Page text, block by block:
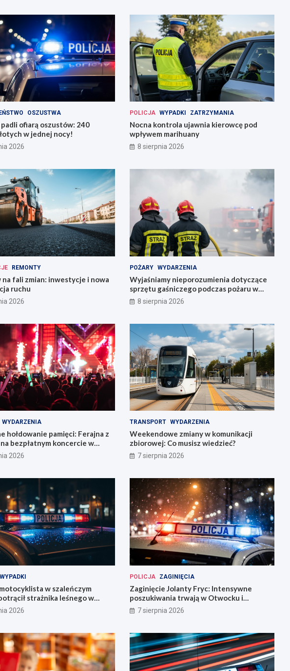
OSZUSTWA
ofiarą oszustów: 240
w jednej nocy!
2026
POLICJA WYPADKI ZATRZYMANIA
Nocna kontrola ujawnia kierowcę pod
wpływem marihuany
8 sierpnia 2026
REMONTY
na fali zmian: inwestycje i nowa
ruchu
2026
POŻARY WYDARZENIA
Wyjaśniamy nieporozumienia dotyczące
sprzętu gaśniczego podczas pożaru w
Starym Zamku
8 sierpnia 2026
WYDARZENIA
hołdowanie pamięci: Ferajna z
bezpłatnym koncercie w
2026
TRANSPORT WYDARZENIA
Weekendowe zmiany w komunikacji
zbiorowej: Co musisz wiedzieć?
7 sierpnia 2026
WYPADKI
w szaleńczym
strażnika leśnego w
2026
POLICJA ZAGINIĘCIA
Zaginięcie Jolanty Fryc: Intensywne
poszukiwania trwają w Otwocku i
Wrocławiu
7 sierpnia 2026